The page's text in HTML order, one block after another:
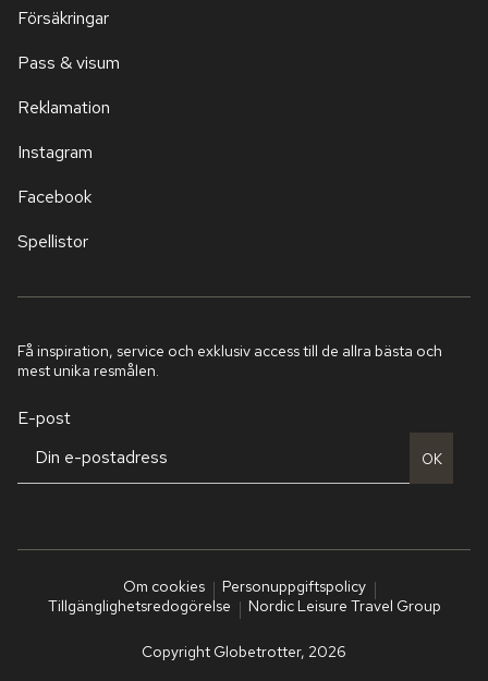
Försäkringar
Pass & visum
Reklamation
Instagram
Facebook
Spellistor
Få inspiration, service och exklusiv access till de allra bästa och
mest unika resmålen.
E-post
OK
Om cookies
Personuppgiftspolicy
Tillgänglighetsredogörelse
Nordic Leisure Travel Group
Copyright Globetrotter, 2026